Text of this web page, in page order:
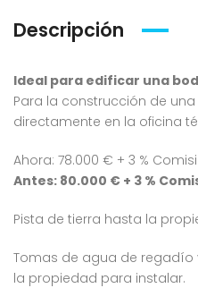
Descripción
Ideal para edificar una
Para la construcción de
directamente en la oficina
Ahora: 78.000 € + 3 %
Antes: 80.000 € + 3 %
Pista de tierra hasta la
Tomas de agua de
la propiedad para instalar.